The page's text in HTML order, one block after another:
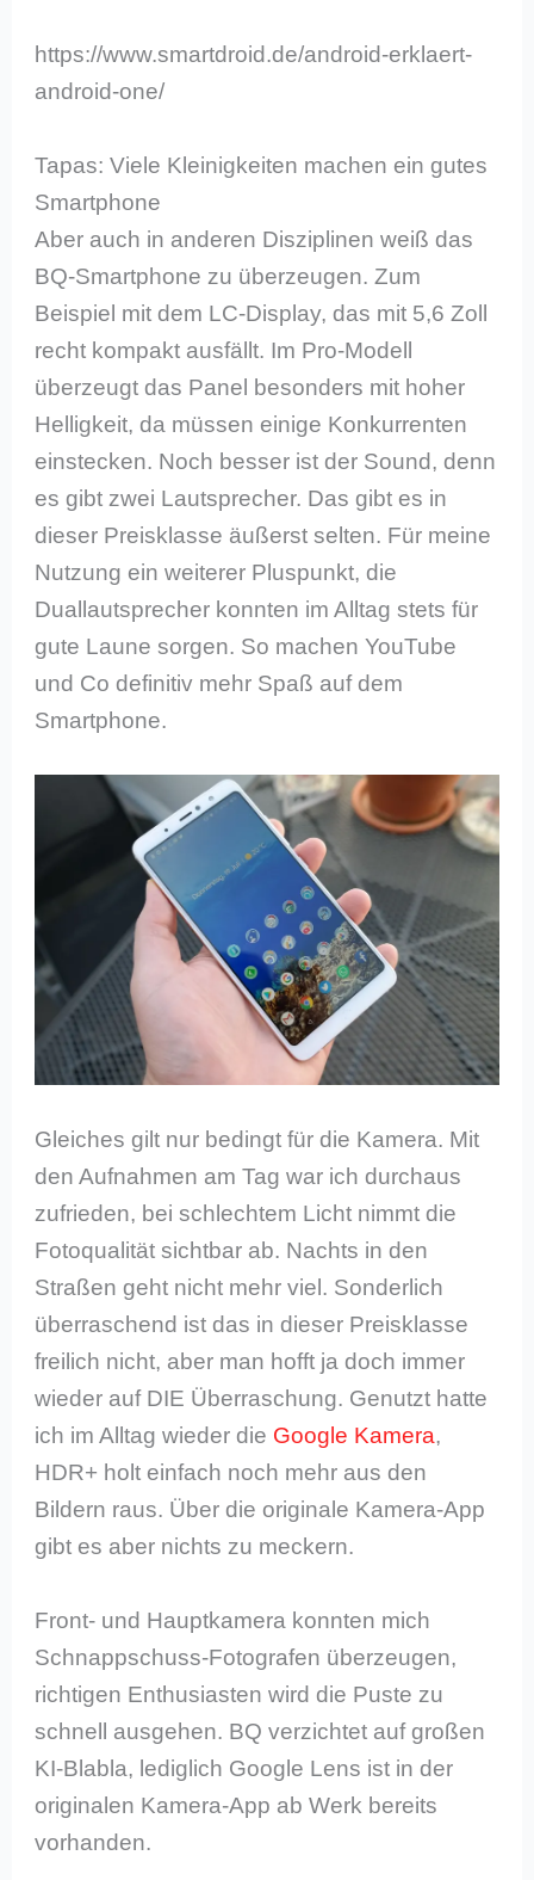
https://www.smartdroid.de/android-erklaert-
android-one/
Tapas: Viele Kleinigkeiten machen ein gutes
Smartphone
Aber auch in anderen Disziplinen weiß das
BQ-Smartphone zu überzeugen. Zum
Beispiel mit dem LC-Display, das mit 5,6 Zoll
recht kompakt ausfällt. Im Pro-Modell
überzeugt das Panel besonders mit hoher
Helligkeit, da müssen einige Konkurrenten
einstecken. Noch besser ist der Sound, denn
es gibt zwei Lautsprecher. Das gibt es in
dieser Preisklasse äußerst selten. Für meine
Nutzung ein weiterer Pluspunkt, die
Duallautsprecher konnten im Alltag stets für
gute Laune sorgen. So machen YouTube
und Co definitiv mehr Spaß auf dem
Smartphone.
Gleiches gilt nur bedingt für die Kamera. Mit
den Aufnahmen am Tag war ich durchaus
zufrieden, bei schlechtem Licht nimmt die
Fotoqualität sichtbar ab. Nachts in den
Straßen geht nicht mehr viel. Sonderlich
überraschend ist das in dieser Preisklasse
freilich nicht, aber man hofft ja doch immer
wieder auf DIE Überraschung. Genutzt hatte
ich im Alltag wieder die Google Kamera,
HDR+ holt einfach noch mehr aus den
Bildern raus. Über die originale Kamera-App
gibt es aber nichts zu meckern.
Front- und Hauptkamera konnten mich
Schnappschuss-Fotografen überzeugen,
richtigen Enthusiasten wird die Puste zu
schnell ausgehen. BQ verzichtet auf großen
KI-Blabla, lediglich Google Lens ist in der
originalen Kamera-App ab Werk bereits
vorhanden.